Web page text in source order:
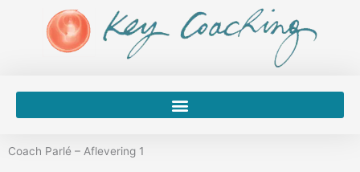
Coach Parlé – Aflevering 1